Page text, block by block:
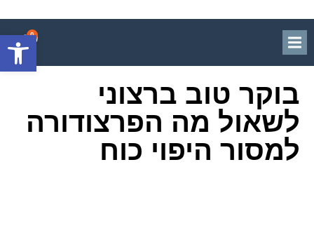
פתח0
בוקר טוב ברצוני
לשאול מה הפרצודורה
למסור היפוי כוח